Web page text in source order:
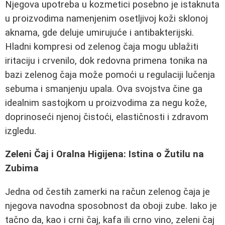
Njegova upotreba u kozmetici posebno je istaknuta
u proizvodima namenjenim osetljivoj koži sklonoj
aknama, gde deluje umirujuće i antibakterijski.
Hladni kompresi od zelenog čaja mogu ublažiti
iritaciju i crvenilo, dok redovna primena tonika na
bazi zelenog čaja može pomoći u regulaciji lučenja
sebuma i smanjenju upala. Ova svojstva čine ga
idealnim sastojkom u proizvodima za negu kože,
doprinoseći njenoj čistoći, elastičnosti i zdravom
izgledu.
Zeleni Čaj i Oralna Higijena: Istina o Žutilu na
Zubima
Jedna od čestih zamerki na račun zelenog čaja je
njegova navodna sposobnost da oboji zube. Iako je
tačno da, kao i crni čaj, kafa ili crno vino, zeleni čaj